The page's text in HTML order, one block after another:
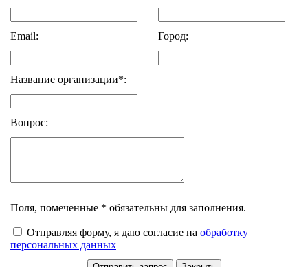
Email: Город:
Название организации*:
Вопрос:
Поля, помеченные * обязательны для заполнения.
Отправляя форму, я даю согласие на обработку
персональных данных